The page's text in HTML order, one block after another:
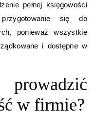
pełnej księgowości
się do
ponieważ wszystkie
i dostępne w
w firmie?